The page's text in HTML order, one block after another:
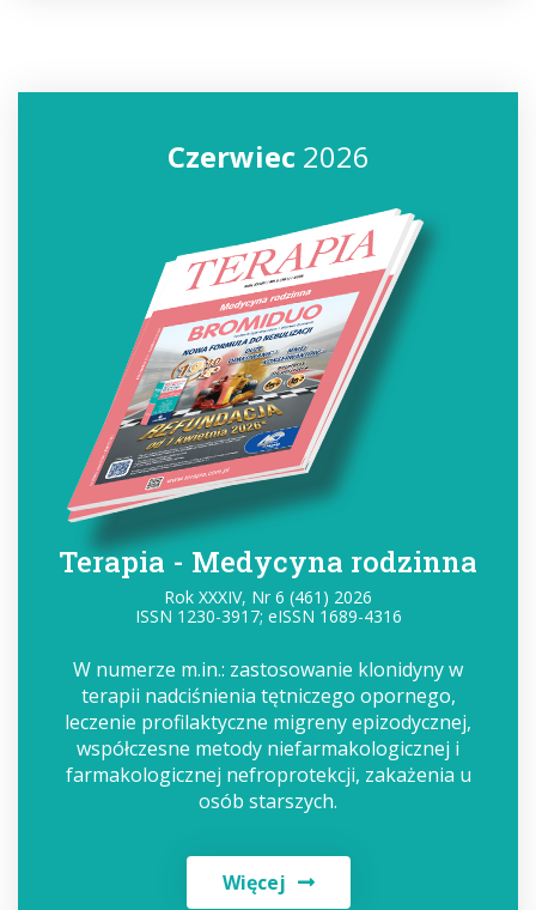
Czerwiec2026
Terapia - Medycyna rodzinna
Rok XXXIV, Nr 6 (461) 2026
ISSN 1230-3917; eISSN 1689-4316
W numerze m.in.: zastosowanie klonidyny w
terapii nadciśnienia tętniczego opornego,
leczenie profilaktyczne migreny epizodycznej,
współczesne metody niefarmakologicznej i
farmakologicznej nefroprotekcji, zakażenia u
osób starszych.
Więcej